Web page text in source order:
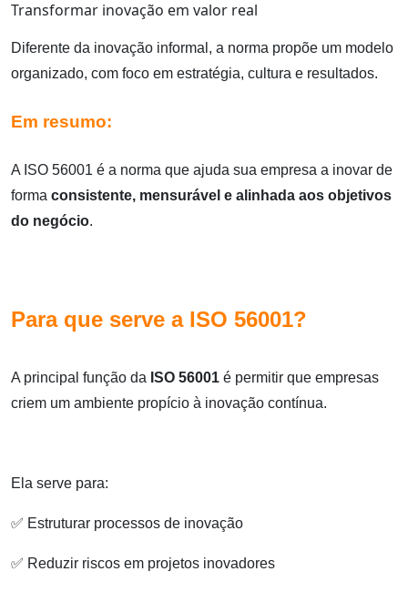
Transformar inovação em valor real
Diferente da inovação informal, a norma propõe um modelo
organizado, com foco em estratégia, cultura e resultados.
Em resumo:
A ISO 56001 é a norma que ajuda sua empresa a inovar de
forma consistente, mensurável e alinhada aos objetivos
do negócio.
Para que serve a ISO 56001?
A principal função da ISO 56001 é permitir que empresas
criem um ambiente propício à inovação contínua.
Ela serve para:
✅ Estruturar processos de inovação
✅ Reduzir riscos em projetos inovadores